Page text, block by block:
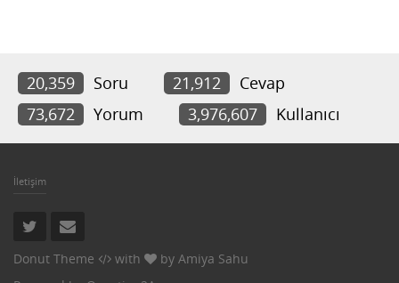
20,359 Soru 21,912
Cevap
73,672
Yorum 3,976,607 Kullanıcı
İletişim
Donut Theme with by Amiya Sahu